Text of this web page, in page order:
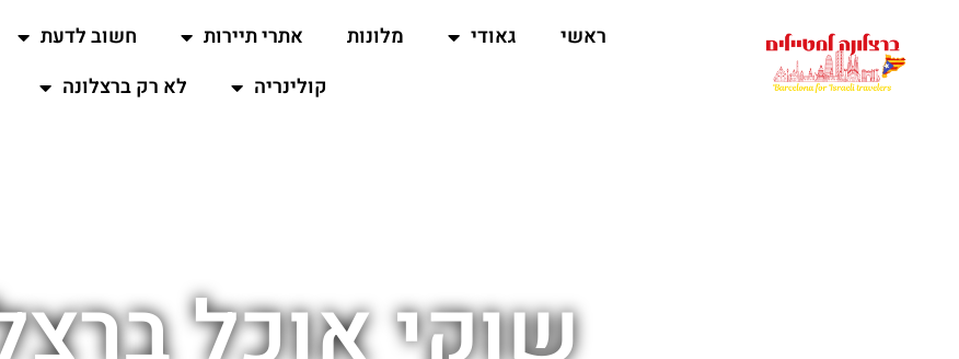
ראשי גאודי מלונות אתרי תיירות חשוב לדעת
קולינריה
לא רק ברצלונה